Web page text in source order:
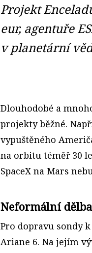
Projekt
eur, agentuře
v planetární
Dlouhodobé a
projekty běžné.
vypuštěného
na orbitu téměř 30
SpaceX na Mars
Neformální
Pro dopravu sondy
Ariane 6. Na jejím